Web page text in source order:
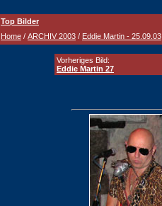
Top Bilder
Home / ARCHIV 2003 / Eddie Martin - 25.09.03
Vorheriges Bild:
Eddie Martin 27